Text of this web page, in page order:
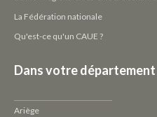
La Fédération nationale
Qu'est-ce qu'un CAUE ?
Dans votre département
Ariège